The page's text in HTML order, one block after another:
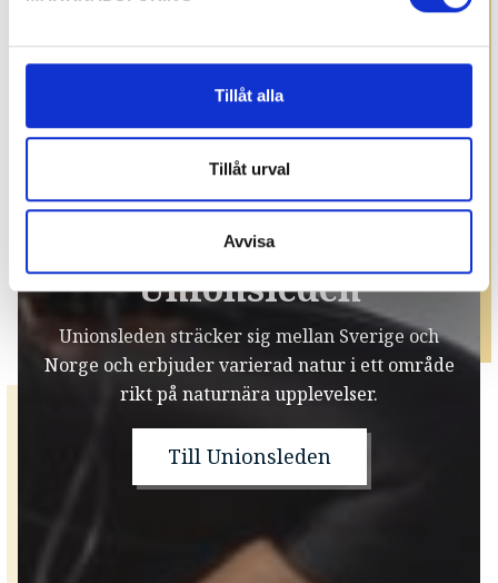
Tillåt alla
Tillåt urval
Avvisa
Unionsleden
Unionsleden sträcker sig mellan Sverige och
Norge och erbjuder varierad natur i ett område
rikt på naturnära upplevelser.
Till Unionsleden